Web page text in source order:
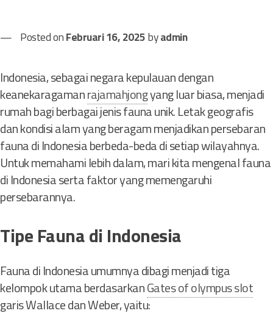
Posted onFebruari 16, 2025byadmin
Indonesia, sebagai negara kepulauan dengan
keanekaragamanrajamahjongyang luar biasa, menjadi
rumah bagi berbagai jenis fauna unik. Letak geografis
dan kondisi alam yang beragam menjadikan persebaran
fauna di Indonesia berbeda-beda di setiap wilayahnya.
Untuk memahami lebih dalam, mari kita mengenal fauna
di Indonesia serta faktor yang memengaruhi
persebarannya.
Tipe Fauna di Indonesia
Fauna di Indonesia umumnya dibagi menjadi tiga
kelompok utama berdasarkanGates of olympus slot
garis Wallace dan Weber, yaitu: